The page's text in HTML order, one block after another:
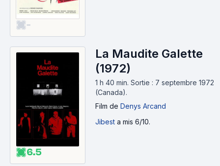
-
6.5
La Maudite Galette
(1972)
1 h 40 min. Sortie : 7 septembre 1972
(Canada).
Film de Denys Arcand
Jibest a mis 6/10.